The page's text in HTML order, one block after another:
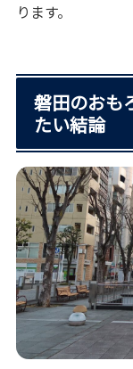
ります。
磐田のおも
たい結論